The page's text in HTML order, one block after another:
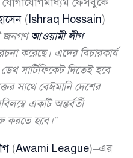
( Ishraq Hossain)
জনগণআওয়ামী লীগ
করেছে। এদের বিচারকার্য
সার্টিফিকেট দিতেই হবে
সাথে বেঈমানি দেশের
একটি অন্তর্বর্তী
করতে হবে।”
(Awami League)–এর